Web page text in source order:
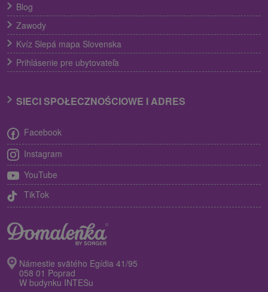
Blog
Zawody
Kvíz Slepá mapa Slovenska
Prihlásenie pre ubytovateľa
SIECI SPOŁECZNOŚCIOWE I ADRES
Facebook
Instagram
YouTube
TikTok
Námestie svätého Egídia 41/95
058 01 Poprad
W budynku INTESu